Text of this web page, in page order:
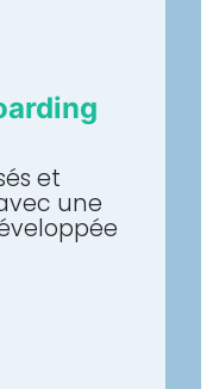
et
une